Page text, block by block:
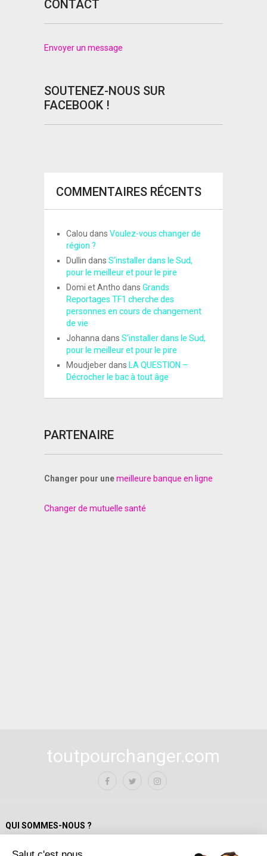
CONTACT
Envoyer un message
SOUTENEZ-NOUS SUR
FACEBOOK !
COMMENTAIRES RÉCENTS
Calou dans Voulez-vous changer de
région ?
Dullin dans S’installer dans le Sud,
pour le meilleur et pour le pire
Domi et Antho dans Grands
Reportages TF1 cherche des
personnes en cours de changement
de vie
Johanna dans S’installer dans le Sud,
pour le meilleur et pour le pire
Moudjeberdans LA QUESTION –
Décrocher le bac à tout âge
PARTENAIRE
Changer pour unemeilleure banque en ligne
Changer de mutuelle santé
toutpourchanger.com
QUI SOMMES-NOUS ?